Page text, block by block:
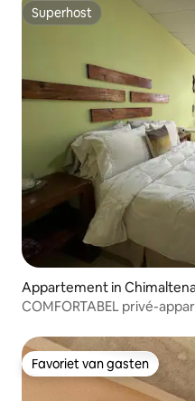
Superhost
Superhost
Appartement in
COMFORTABEL privé-
Favoriet van gasten
Favoriet van gasten